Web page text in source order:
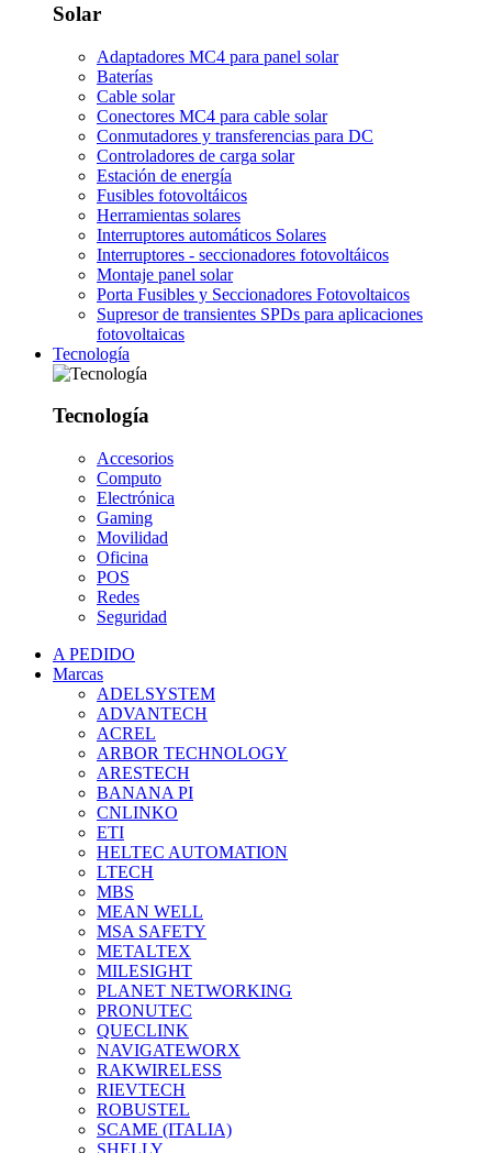
Solar
Adaptadores MC4 para panel solar
Baterías
Cable solar
Conectores MC4 para cable solar
Conmutadores y transferencias para DC
Controladores de carga solar
Estación de energía
Fusibles fotovoltáicos
Herramientas solares
Interruptores automáticos Solares
Interruptores - seccionadores fotovoltáicos
Montaje panel solar
Porta Fusibles y Seccionadores Fotovoltaicos
Supresor de transientes SPDs para aplicaciones
fotovoltaicas
Tecnología
Tecnología
Accesorios
Computo
Electrónica
Gaming
Movilidad
Oficina
POS
Redes
Seguridad
A PEDIDO
Marcas
ADELSYSTEM
ADVANTECH
ACREL
ARBOR TECHNOLOGY
ARESTECH
BANANA PI
CNLINKO
ETI
HELTEC AUTOMATION
LTECH
MBS
MEAN WELL
MSA SAFETY
METALTEX
MILESIGHT
PLANET NETWORKING
PRONUTEC
QUECLINK
NAVIGATEWORX
RAKWIRELESS
RIEVTECH
ROBUSTEL
SCAME (ITALIA)
SHELLY